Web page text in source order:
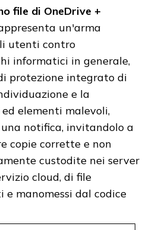
file di OneDrive +
un'arma
utenti contro
informatici in generale,
protezione integrato di
e la
elementi malevoli,
notifica, invitandolo a
copie corrette e non
custodite nei server
cloud, di file
manomessi dal codice